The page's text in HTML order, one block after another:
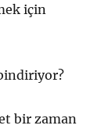
için
bir zaman